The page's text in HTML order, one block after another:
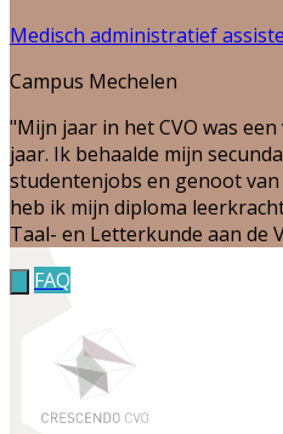
Medisch administratief
Campus Mechelen
"Mijn jaar in het CVO was
jaar. Ik behaalde mijn
studentenjobs en genoot
heb ik mijn diploma
Taal- en Letterkunde aan de
FAQ